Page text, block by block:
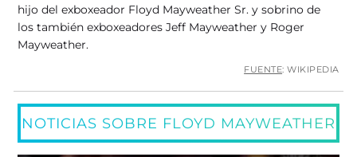
hijo del exboxeador Floyd Mayweather Sr. y sobrino de
los también exboxeadores Jeff Mayweather y Roger
Mayweather.
FUENTE: WIKIPEDIA
NOTICIAS SOBRE FLOYD MAYWEATHER